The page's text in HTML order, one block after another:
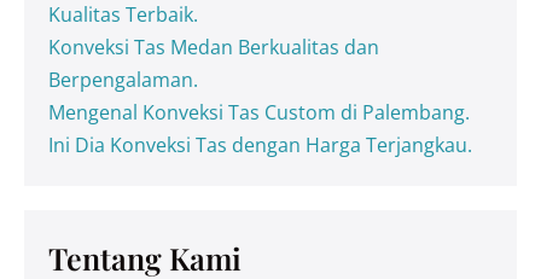
Kualitas Terbaik.
Konveksi Tas Medan Berkualitas dan
Berpengalaman.
Mengenal Konveksi Tas Custom di Palembang.
Ini Dia Konveksi Tas dengan Harga Terjangkau.
Tentang Kami